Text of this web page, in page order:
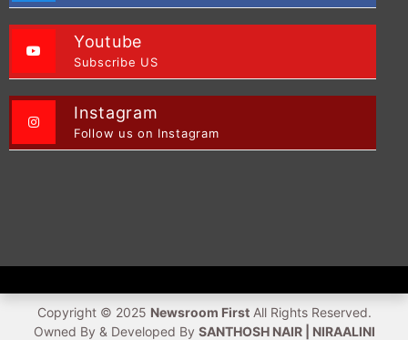
Youtube
Subscribe US
Instagram
Follow us on Instagram
Copyright © 2025 Newsroom FirstAll Rights Reserved.
Owned By & Developed By SANTHOSH NAIR | NIRAALINI